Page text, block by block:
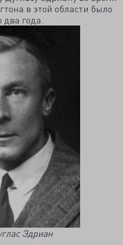
в этой области было
два года.
Эдриан